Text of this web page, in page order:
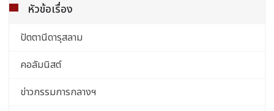
หัวข้อเรื่อง
ปัตตานีดารุสลาม
คอลัมนิสต์
ข่าวกรรมการกลางฯ